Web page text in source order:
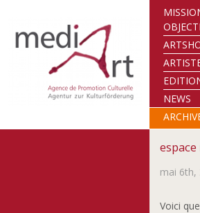
NEWS
mai 6th,
Voici